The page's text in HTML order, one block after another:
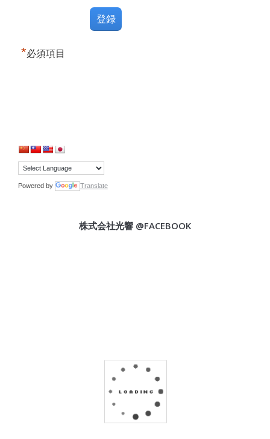
*必須項目
Powered by Translate
株式会社光響 @FACEBOOK